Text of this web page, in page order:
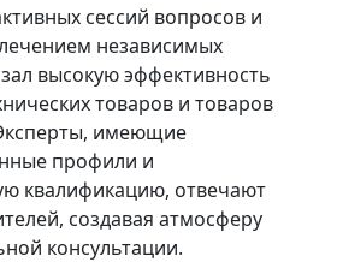
сессий вопросов и
независимых
высокую эффективность
товаров и товаров
имеющие
профили и
квалификацию, отвечают
создавая атмосферу
консультации.